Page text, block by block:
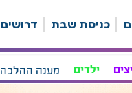
כניסת שבת דרושים
ילדים מענה ההלכה